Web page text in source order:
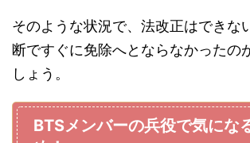
そのような状況で、法改正はできな
断ですぐに免除へとならなかったの
しょう。
BTSメンバーの兵役で気にな